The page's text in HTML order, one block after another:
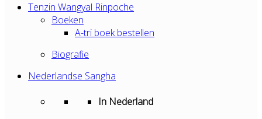
Tenzin Wangyal Rinpoche
Boeken
A-tri boek bestellen
Biografie
Nederlandse Sangha
In Nederland